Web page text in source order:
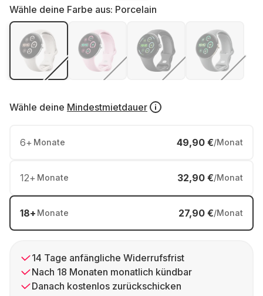
Wähle deine Farbe aus: Porcelain
Wähle deine Mindestmietdauer
6+ Monate 49,90 €/Monat
12+ Monate 32,90 €/Monat
18+ Monate 27,90 €/Monat
14 Tage anfängliche Widerrufsfrist
Nach 18 Monaten monatlich kündbar
Danach kostenlos zurückschicken